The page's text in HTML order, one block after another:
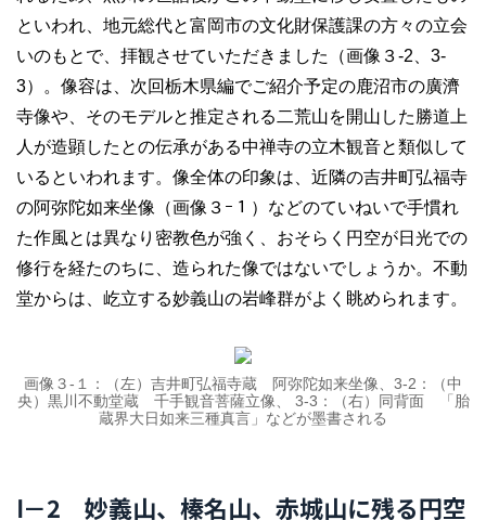
といわれ、地元総代と富岡市の文化財保護課の方々の立会
いのもとで、拝観させていただきました（画像３-2、3-
3）。像容は、次回栃木県編でご紹介予定の鹿沼市の廣濟
寺像や、そのモデルと推定される二荒山を開山した勝道上
人が造顕したとの伝承がある中禅寺の立木観音と類似して
いるといわれます。像全体の印象は、近隣の吉井町弘福寺
の阿弥陀如来坐像（画像３ｰ１）などのていねいで手慣れ
た作風とは異なり密教色が強く、おそらく円空が日光での
修行を経たのちに、造られた像ではないでしょうか。不動
堂からは、屹立する妙義山の岩峰群がよく眺められます。
画像３-１：（左）吉井町弘福寺蔵 阿弥陀如来坐像、3-2：（中
央）黒川不動堂蔵 千手観音菩薩立像、 3-3：（右）同背面 「胎
蔵界大日如来三種真言」などが墨書される
Ⅰ－2 妙義山、榛名山、赤城山に残る円空